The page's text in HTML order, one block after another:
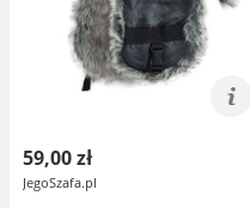
59,00 zł
JegoSzafa.pl